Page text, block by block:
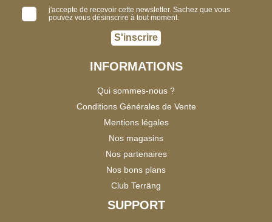
j'accepte de recevoir cette newsletter. Sachez que vous
pouvez vous désinscrire à tout moment.
S'inscrire
INFORMATIONS
Qui sommes-nous ?
Conditions Générales de Vente
Mentions légales
Nos magasins
Nos partenaires
Nos bons plans
Club Terräng
SUPPORT